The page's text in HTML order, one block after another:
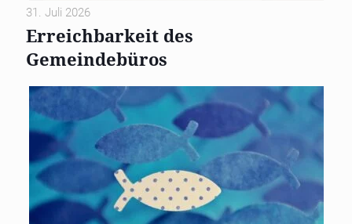
31. Juli 2026
Erreichbarkeit des
Gemeindebüros